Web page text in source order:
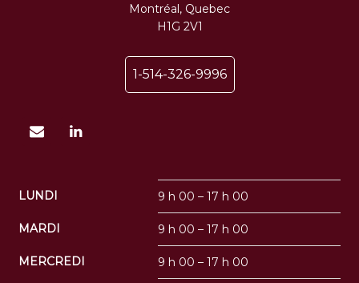
Montréal, Quebec
H1G 2V1
1-514-326-9996
 
LUNDI 9 h 00 – 17 h 00
MARDI 9 h 00 – 17 h 00
MERCREDI 9 h 00 – 17 h 00